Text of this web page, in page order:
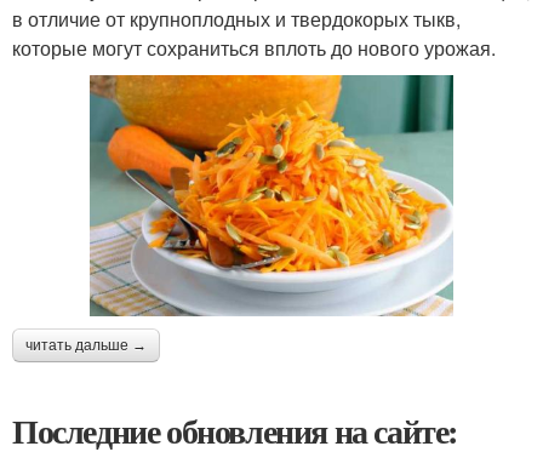
в отличие от крупноплодных и твердокорых тыкв,
которые могут сохраниться вплоть до нового урожая.
читать дальше →
Последние обновления на сайте: